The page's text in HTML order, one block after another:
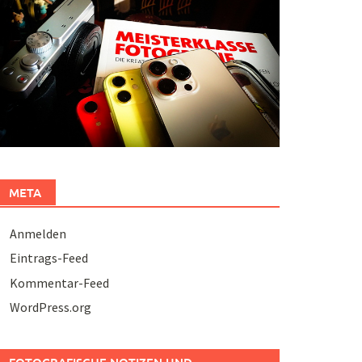
META
Anmelden
Eintrags-Feed
Kommentar-Feed
WordPress.org